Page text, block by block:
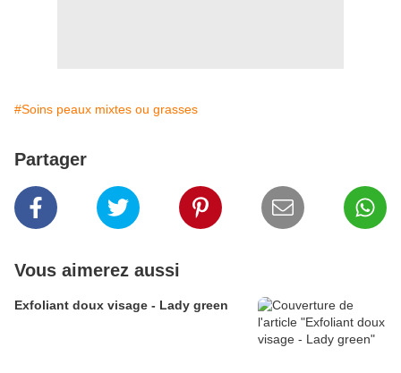
#Soins peaux mixtes ou grasses
Partager
Vous aimerez aussi
Exfoliant doux visage - Lady green